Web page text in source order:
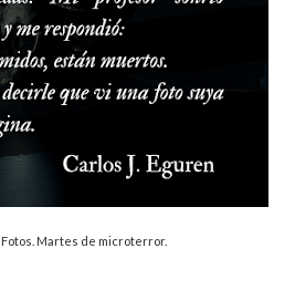
Martes de microterror.